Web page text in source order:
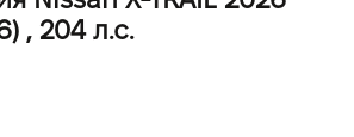
, 204 л.с.